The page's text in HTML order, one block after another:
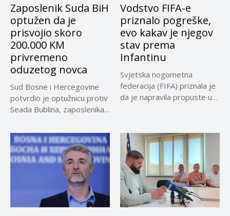
Zaposlenik Suda BiH
optužen da je
prisvojio skoro
200.000 KM
privremeno
oduzetog novca
Sud Bosne i Hercegovine
potvrdio je optužnicu protiv
Seada Bublina, zaposlenika
Vodstvo FIFA-e
priznalo pogreške,
evo kakav je njegov
stav prema
Infantinu
Svjetska nogometna
federacija (FIFA) priznala je
da je napravila propuste u